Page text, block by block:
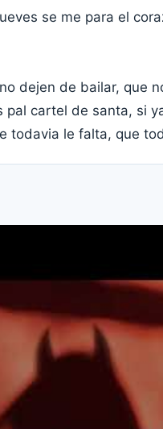
se me para el
dejen de bailar, que
cartel de santa, si
todavia le falta, que